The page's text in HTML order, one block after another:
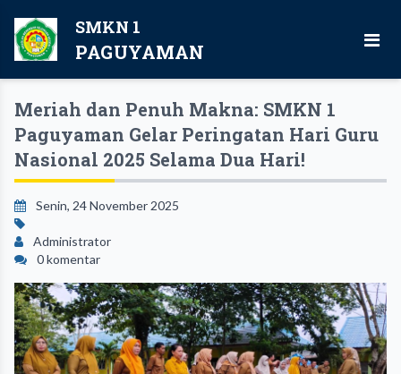
SMKN 1
PAGUYAMAN
Meriah dan Penuh Makna: SMKN 1
Paguyaman Gelar Peringatan Hari Guru
Nasional 2025 Selama Dua Hari!
Senin, 24 November 2025
Administrator
0 komentar